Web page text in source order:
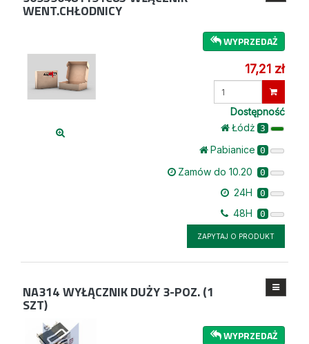
WENT.CHŁODNICY
WYPRZEDAŻ
17,21 zł
Dostępność
Łódż 3
Pabianice 0
Zamów do 10.20 0
24H 0
48H 0
ZAPYTAJ O PRODUKT
NA314WYŁĄCZNIK DUŻY 3-POZ. (1
SZT)
WYPRZEDAŻ